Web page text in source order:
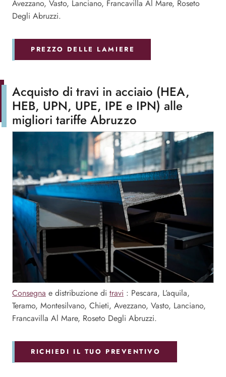
Avezzano, Vasto, Lanciano, Francavilla Al Mare, Roseto
Degli Abruzzi.
PREZZO DELLE LAMIERE
Acquisto di travi in acciaio (HEA,
HEB, UPN, UPE, IPE e IPN) alle
migliori tariffe Abruzzo
Consegna e distribuzione di travi : Pescara, L’aquila,
Teramo, Montesilvano, Chieti, Avezzano, Vasto, Lanciano,
Francavilla Al Mare, Roseto Degli Abruzzi.
RICHIEDI IL TUO PREVENTIVO